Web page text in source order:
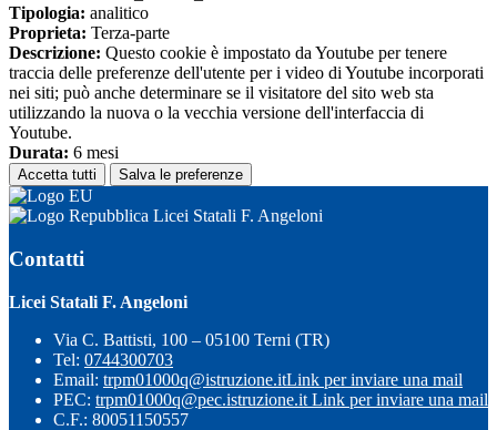
Tipologia: analitico
Proprieta: Terza-parte
Descrizione: Questo cookie è impostato da Youtube per tenere
traccia delle preferenze dell'utente per i video di Youtube incorporati
nei siti; può anche determinare se il visitatore del sito web sta
utilizzando la nuova o la vecchia versione dell'interfaccia di
Youtube.
Durata: 6 mesi
Accetta tutti Salva le preferenze
Licei Statali F. Angeloni
Contatti
Licei Statali F. Angeloni
Via C. Battisti, 100 – 05100 Terni (TR)
Tel: 0744300703
Email: trpm01000q@istruzione.itLink per inviare una mail
PEC: trpm01000q@pec.istruzione.it Link per inviare una mail
C.F.: 80051150557